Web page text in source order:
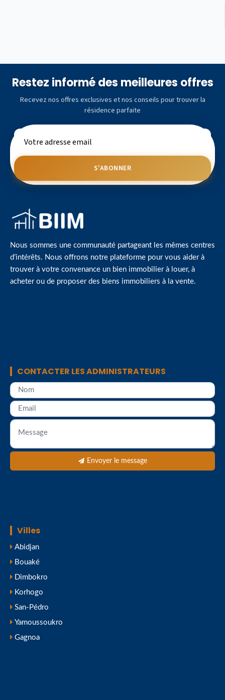
Restez informé des meilleures offres
Recevez nos offres exclusives et nos conseils pour trouver la
résidence parfaite
S'ABONNER
Nous sommes une communauté partageant les mêmes centres
d’intérêts. Nous offrons notre plateforme pour vous aider à
trouver à votre convenance un bien immobilier à louer, à
acheter ou de proposer des biens immobiliers à la vente.
CONTACTER LES ADMINISTRATEURS
Envoyer le message
Villes
Abidjan
Bouaké
Dimbokro
Korhogo
San-Pédro
Yamoussoukro
Gagnoa